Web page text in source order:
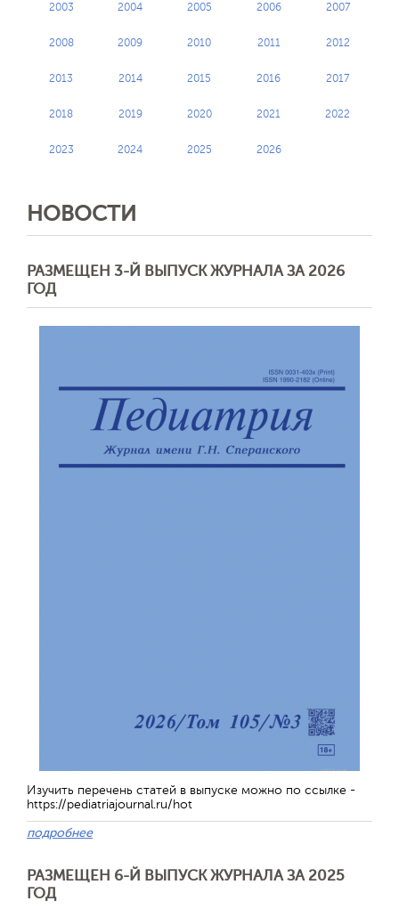
2003 2004 2005 2006 2007
2008 2009 2010 2011 2012
2013 2014 2015 2016 2017
2018 2019 2020 2021 2022
2023 2024 2025 2026
НОВОСТИ
РАЗМЕЩЕН 3-Й ВЫПУСК ЖУРНАЛА ЗА 2026
ГОД
Изучить перечень статей в выпуске можно по ссылке -
https://pediatriajournal.ru/hot
подробнее
РАЗМЕЩЕН 6-Й ВЫПУСК ЖУРНАЛА ЗА 2025
ГОД